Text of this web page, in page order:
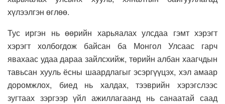
хүлээлгэн өглөө.
Тус иргэн нь өөрийн харьяалах улсдаа гэмт хэрэгт
хэрэгт холбогдож байсан ба Монгол Улсаас гарч
явахаас удаа дараа зайлсхийж, төрийн албан хаагчдын
тавьсан хууль ёсны шаардлагыг эсэргүүцэх, хэл амаар
доромжлох, биед нь халдах, тээврийн хэрэгслээс
зугтаах зэргээр үйл ажиллагаанд нь санаатай саад